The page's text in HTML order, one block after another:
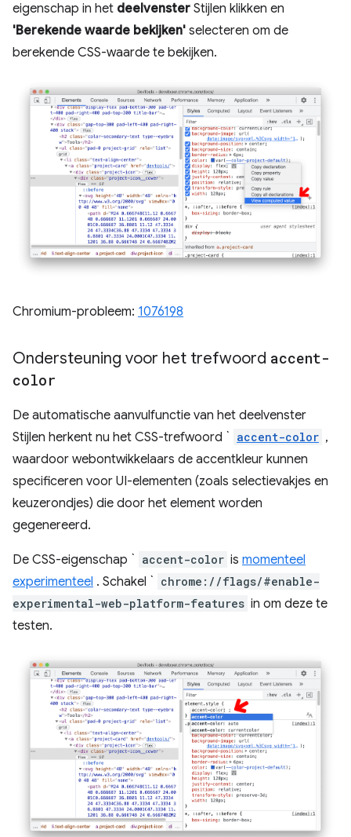
eigenschap in het deelvenster Stijlen klikken en
'Berekende waarde bekijken' selecteren om de
berekende CSS-waarde te bekijken.
Chromium-probleem: 1076198
Ondersteuning voor het trefwoord accent-
color
De automatische aanvulfunctie van het deelvenster
Stijlen herkent nu het CSS-trefwoord ` accent-color ,
waardoor webontwikkelaars de accentkleur kunnen
specificeren voor UI-elementen (zoals selectievakjes en
keuzerondjes) die door het element worden
gegenereerd.
De CSS-eigenschap ` accent-color is momenteel
experimenteel . Schakel ` chrome://flags/#enable-
experimental-web-platform-features in om deze te
testen.